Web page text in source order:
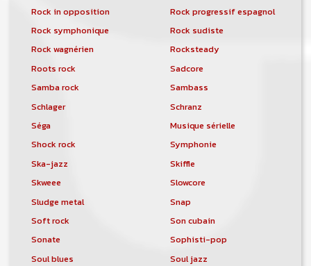
Rock in opposition
Rock progressif espagnol
Rock symphonique
Rock sudiste
Rock wagnérien
Rocksteady
Roots rock
Sadcore
Samba rock
Sambass
Schlager
Schranz
Séga
Musique sérielle
Shock rock
Symphonie
Ska-jazz
Skiffle
Skweee
Slowcore
Sludge metal
Snap
Soft rock
Son cubain
Sonate
Sophisti-pop
Soul blues
Soul jazz